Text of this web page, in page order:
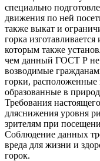
специально
движения по ней
также выкат и
горка
которым также
чем данный ГОСТ Р не
возводимые
горки, расположенные
образованные в
Требования
дляснижения уровня
зрителям при
Соблюдение данных
вреда для жизни и
горок.